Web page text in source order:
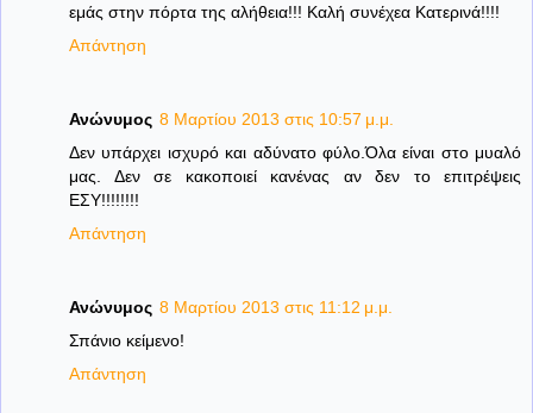
εμάς στην πόρτα της αλήθεια!!! Καλή συνέχεα Κατερινά!!!!
Απάντηση
Ανώνυμος 8 Μαρτίου 2013 στις 10:57 μ.μ.
Δεν υπάρχει ισχυρό και αδύνατο φύλο.Όλα είναι στο μυαλό
μας. Δεν σε κακοποιεί κανένας αν δεν το επιτρέψεις
ΕΣΥ!!!!!!!!
Απάντηση
Ανώνυμος 8 Μαρτίου 2013 στις 11:12 μ.μ.
Σπάνιο κείμενο!
Απάντηση